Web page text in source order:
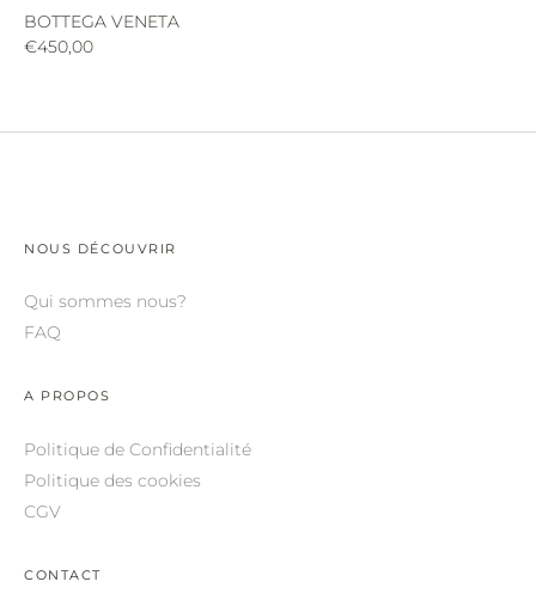
BOTTEGA VENETA
€450,00
NOUS DÉCOUVRIR
Qui sommes nous?
FAQ
A PROPOS
Politique de Confidentialité
Politique des cookies
CGV
CONTACT